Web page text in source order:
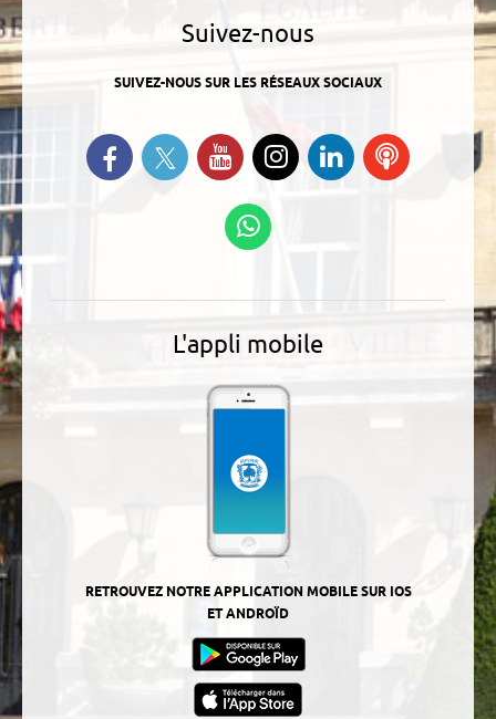
Suivez-nous
SUIVEZ-NOUS SUR LES RÉSEAUX SOCIAUX
Retrouvez-nous sur Facebook
Suivez-nous sur Twitter
Suivez-nous sur YouTube
Suivez-nous sur
Instagram
Retrouvez-
nous sur
Ecoutez
L'appli mobile
RETROUVEZ NOTRE APPLICATION MOBILE SUR IOS
ET ANDROÏD